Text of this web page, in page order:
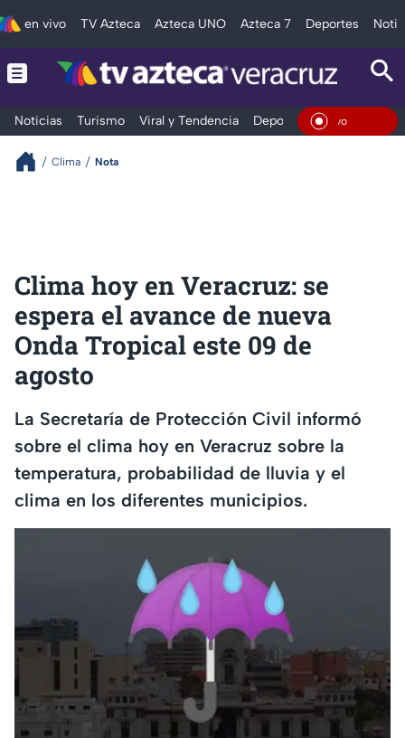
en vivo TV Azteca Azteca UNO Azteca 7 Deportes
Noticias Turismo Viral y Tendencia Deportes Espectáculos
En
Clima Nota
Clima hoy en Veracruz: se
espera el avance de nueva
Onda Tropical este 09 de
agosto
La Secretaría de Protección Civil informó
sobre el clima hoy en Veracruz sobre la
temperatura, probabilidad de lluvia y el
clima en los diferentes municipios.